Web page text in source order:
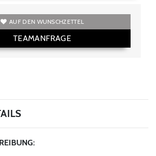
AUF DEN WUNSCHZETTEL
TEAMANFRAGE